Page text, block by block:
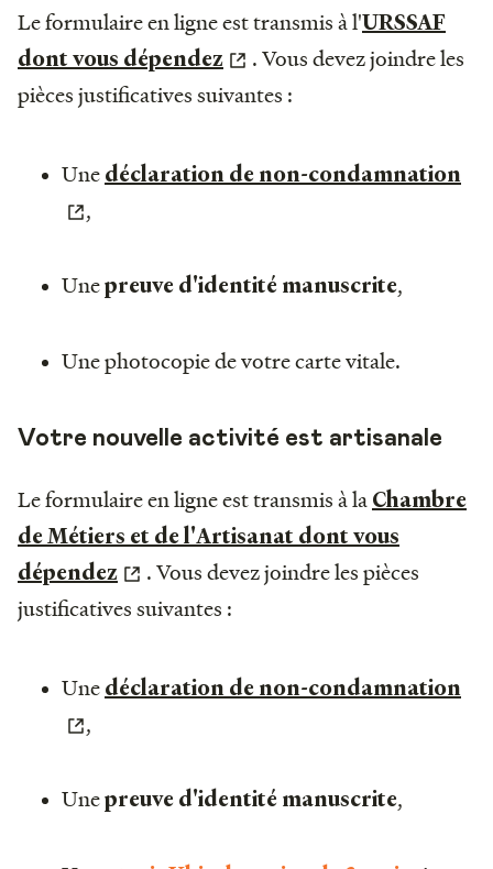
Le formulaire en ligne est transmis à l'URSSAF
dont vous dépendez
. Vous devez joindre les
pièces justificatives suivantes :
Une déclaration de non-condamnation
,
Unepreuve d'identité manuscrite,
Une photocopie de votre carte vitale.
Votre nouvelle activité est artisanale
Le formulaire en ligne est transmis à la Chambre
de Métiers et de l'Artisanat dont vous
dépendez
. Vous devez joindre les pièces
justificatives suivantes :
Une déclaration de non-condamnation
,
Unepreuve d'identité manuscrite,